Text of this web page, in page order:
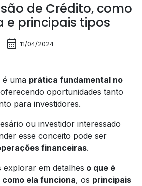
de Crédito, como
e principais tipos
calendar_month 11/04/2024
é uma prática fundamental no
oportunidades tanto
para investidores.
ou investidor interessado
esse conceito pode ser
financeiras.
explorar em detalhes o que é
como ela funciona, os principais